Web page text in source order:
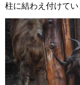
柱に結わえ付けてい